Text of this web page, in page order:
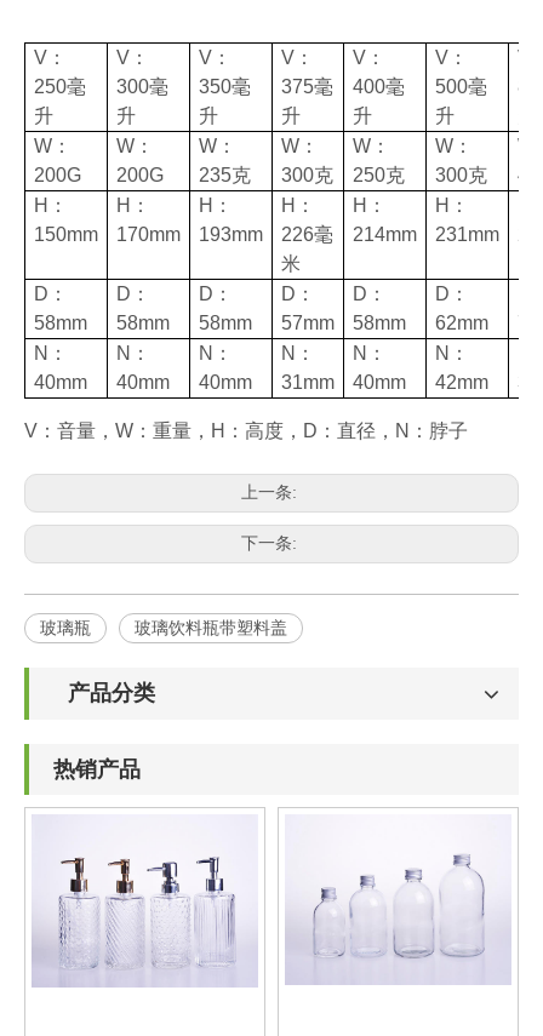
V：
250毫
升
V：
300毫
升
V：
350毫
升
V：
375毫
升
V：
400毫
升
V：
500毫
升
V
W：
200G
W：
200G
W：
235克
W：
300克
W：
250克
W：
300克
W
H：
150mm
H：
170mm
H：
193mm
H：
226毫
米
H：
214mm
H：
231mm
D：
58mm
D：
58mm
D：
58mm
D：
57mm
D：
58mm
D：
62mm
N：
40mm
N：
40mm
N：
40mm
N：
31mm
N：
40mm
N：
42mm
V：音量，W：重量，H：高度，D：直径，N：脖子
上一条:
下一条:
玻璃瓶 玻璃饮料瓶带塑料盖
产品分类
热销产品